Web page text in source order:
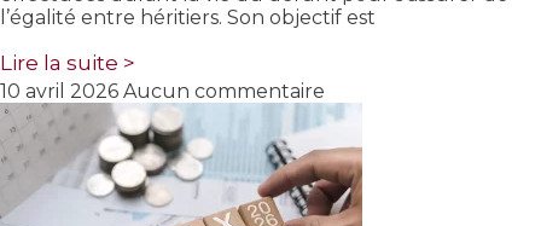
l’égalité entre héritiers. Son objectif est
Lire la suite >
10 avril 2026 Aucun commentaire